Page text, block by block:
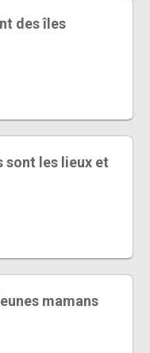
des îles
sont les lieux et
mamans